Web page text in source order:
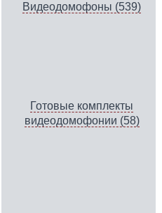
Видеодомофоны (539)
Готовые комплекты
видеодомофонии (58)